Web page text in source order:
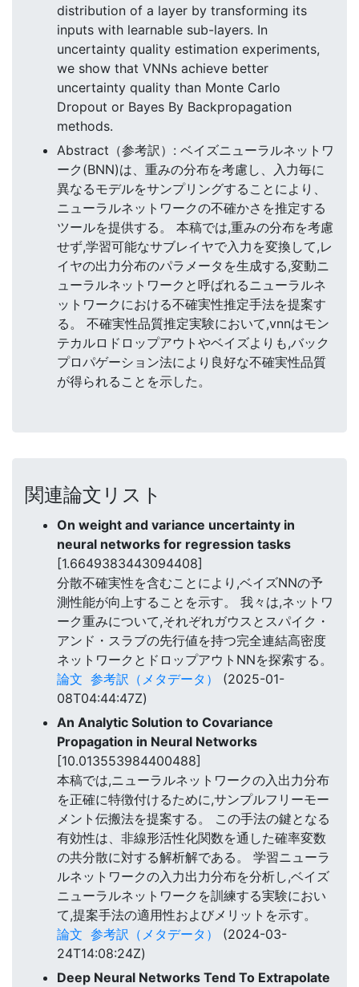
distribution of a layer by transforming its
inputs with learnable sub-layers. In
uncertainty quality estimation experiments,
we show that VNNs achieve better
uncertainty quality than Monte Carlo
Dropout or Bayes By Backpropagation
methods.
Abstract（参考訳）: ベイズニューラルネットワ
ーク(BNN)は、重みの分布を考慮し、入力毎に
異なるモデルをサンプリングすることにより、
ニューラルネットワークの不確かさを推定する
ツールを提供する。 本稿では,重みの分布を考慮
せず,学習可能なサブレイヤで入力を変換して,レ
イヤの出力分布のパラメータを生成する,変動ニ
ューラルネットワークと呼ばれるニューラルネ
ットワークにおける不確実性推定手法を提案す
る。 不確実性品質推定実験において,vnnはモン
テカルロドロップアウトやベイズよりも,バック
プロパゲーション法により良好な不確実性品質
が得られることを示した。
関連論文リスト
On weight and variance uncertainty in
neural networks for regression tasks
[1.6649383443094408]
分散不確実性を含むことにより,ベイズNNの予
測性能が向上することを示す。 我々は,ネットワ
ーク重みについて,それぞれガウスとスパイク・
アンド・スラブの先行値を持つ完全連結高密度
ネットワークとドロップアウトNNを探索する。
論文 参考訳（メタデータ）
(2025-01-
08T04:44:47Z)
An Analytic Solution to Covariance
Propagation in Neural Networks
[10.013553984400488]
本稿では,ニューラルネットワークの入出力分布
を正確に特徴付けるために,サンプルフリーモー
メント伝搬法を提案する。 この手法の鍵となる
有効性は、非線形活性化関数を通した確率変数
の共分散に対する解析解である。 学習ニューラ
ルネットワークの入力出力分布を分析し,ベイズ
ニューラルネットワークを訓練する実験におい
て,提案手法の適用性およびメリットを示す。
論文 参考訳（メタデータ）
(2024-03-
24T14:08:24Z)
Deep Neural Networks Tend To Extrapolate